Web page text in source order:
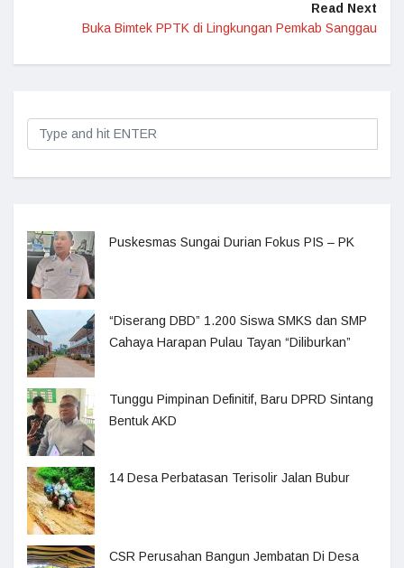
Read Next
Buka Bimtek PPTK di Lingkungan Pemkab Sanggau
Puskesmas Sungai Durian Fokus PIS – PK
“Diserang DBD” 1.200 Siswa SMKS dan SMP
Cahaya Harapan Pulau Tayan “Diliburkan”
Tunggu Pimpinan Definitif, Baru DPRD Sintang
Bentuk AKD
14 Desa Perbatasan Terisolir Jalan Bubur
CSR Perusahan Bangun Jembatan Di Desa